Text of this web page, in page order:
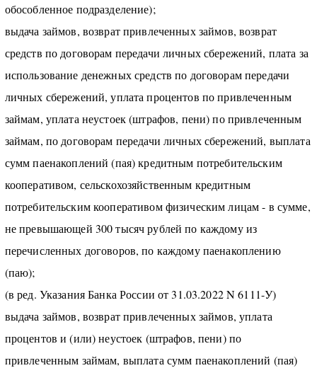
обособленное подразделение);
выдача займов, возврат привлеченных займов, возврат
средств по договорам передачи личных сбережений, плата за
использование денежных средств по договорам передачи
личных сбережений, уплата процентов по привлеченным
займам, уплата неустоек (штрафов, пени) по привлеченным
займам, по договорам передачи личных сбережений, выплата
сумм паенакоплений (пая) кредитным потребительским
кооперативом, сельскохозяйственным кредитным
потребительским кооперативом физическим лицам - в сумме,
не превышающей 300 тысяч рублей по каждому из
перечисленных договоров, по каждому паенакоплению
(паю);
(в ред. Указания Банка России от 31.03.2022 N 6111-У)
выдача займов, возврат привлеченных займов, уплата
процентов и (или) неустоек (штрафов, пени) по
привлеченным займам, выплата сумм паенакоплений (пая)